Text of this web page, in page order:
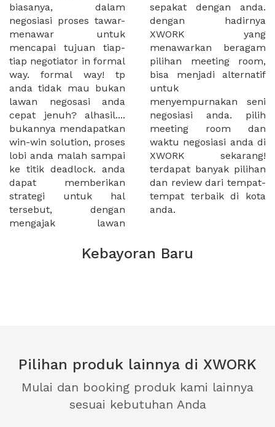
biasanya, dalam
negosiasi proses tawar-
menawar untuk
mencapai tujuan tiap-
tiap negotiator in formal
way. formal way! tp
anda tidak mau bukan
lawan negosasi anda
cepat jenuh? alhasil....
bukannya mendapatkan
win-win solution, proses
lobi anda malah sampai
ke titik deadlock. anda
dapat memberikan
strategi untuk hal
tersebut, dengan
mengajak lawan
sepakat dengan anda.
dengan hadirnya
XWORK yang
menawarkan beragam
pilihan meeting room,
bisa menjadi alternatif
untuk
menyempurnakan seni
negosiasi anda. pilih
meeting room dan
waktu negosiasi anda di
XWORK sekarang!
terdapat banyak pilihan
dan review dari tempat-
tempat terbaik di kota
anda.
Kebayoran Baru
Pilihan produk lainnya di XWORK
Mulai dan booking produk kami lainnya
sesuai kebutuhan Anda